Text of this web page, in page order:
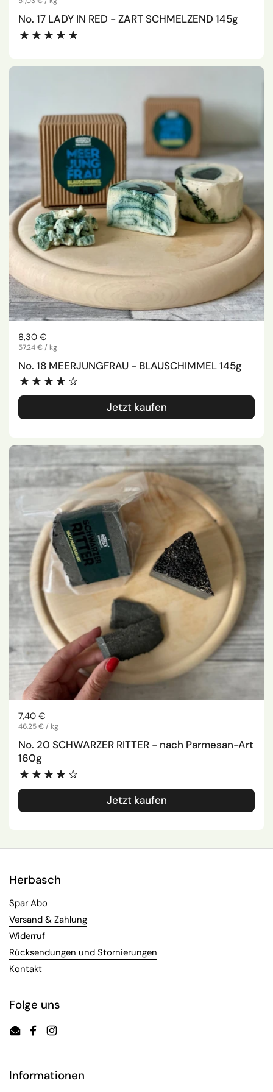
No. 17 LADY IN RED - ZART SCHMELZEND 145g
Regulärer Preis
8,30 €
Stückpreis
57,24 € / kg
No. 18 MEERJUNGFRAU - BLAUSCHIMMEL 145g
Jetzt kaufen
Regulärer Preis
7,40 €
Stückpreis
46,25 € / kg
No. 20 SCHWARZER RITTER - nach Parmesan-Art
160g
Jetzt kaufen
Herbasch
Spar Abo
Versand & Zahlung
Widerruf
Rücksendungen und Stornierungen
Kontakt
Folge uns
EmailFacebookInstagram
Informationen